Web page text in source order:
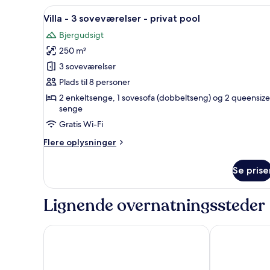
Indlæs
alle
billeder
af
Villa
-
3
soveværelser
-
privat
pool
Villa - 3 soveværelser - privat
16
Villa - 3 soveværelser - privat pool
Bjergudsigt
250 m²
3 soveværelser
Plads til 8 personer
2 enkeltsenge, 1 sovesofa (dobbeltseng) og 2
senge
Gratis Wi-Fi
Flere oplysninger
Flere
-
soveværelser
privat
Se
Lignende overnatningssteder
Paloma Beach Apartments Ona Beverly